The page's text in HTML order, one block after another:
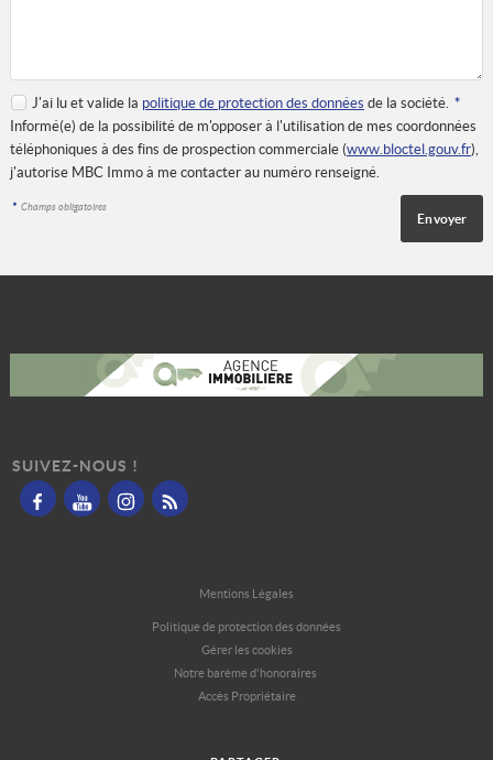
J'ai lu et valide la politique de protection des données de la société. *
Informé(e) de la possibilité de m'opposer à l'utilisation de mes coordonnées
téléphoniques à des fins de prospection commerciale (www.bloctel.gouv.fr),
j'autorise MBC Immo à me contacter au numéro renseigné.
* Champs obligatoires
SUIVEZ-NOUS !
Mentions Légales
Politique de protection des données
Gérer les cookies
Notre barème d'honoraires
Accès Propriétaire